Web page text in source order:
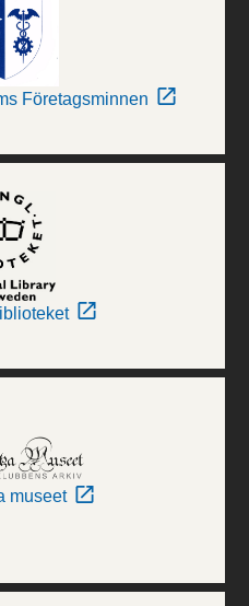
Företagsminnen
museet